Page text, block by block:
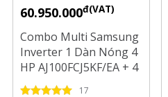
60.950.000đ(VAT)
Combo Multi Samsung
Inverter 1 Dàn Nóng 4
HP AJ100FCJ5KF/EA + 4
Dàn Lạnh 1 HP - 2 HP
17